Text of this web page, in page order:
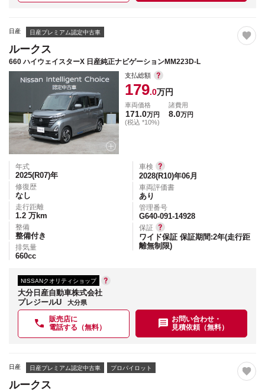
日産 日産プレミアム認定中古車
ルークス
660 ハイウェイスターX 日産純正ナビゲーションMM223D-L
支払総額
179.0万円
車両価格
171.0万円
(税込 *10%)
諸費用
8.0万円
年式
2025(R07)年
修復歴
なし
走行距離
1.2 万km
整備
整備付き
排気量
660cc
車検
2028(R10)年06月
車両評価書
あり
管理番号
G640-091-14928
保証
ワイド保証 保証期間:2年(走行距
離無制限)
NISSANクオリティショップ
大分日産自動車株式会社
プレジールU
大分県
販売店に
電話する（無料）
お問い合わせ・
見積依頼（無料）
日産 日産プレミアム認定中古車 プロパイロット
ルークス